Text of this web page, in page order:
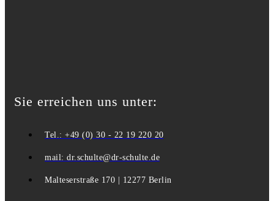
Sie erreichen uns unter:
Tel.: +49 (0) 30 - 22 19 220 20
mail: dr.schulte@dr-schulte.de
Malteserstraße 170 | 12277 Berlin